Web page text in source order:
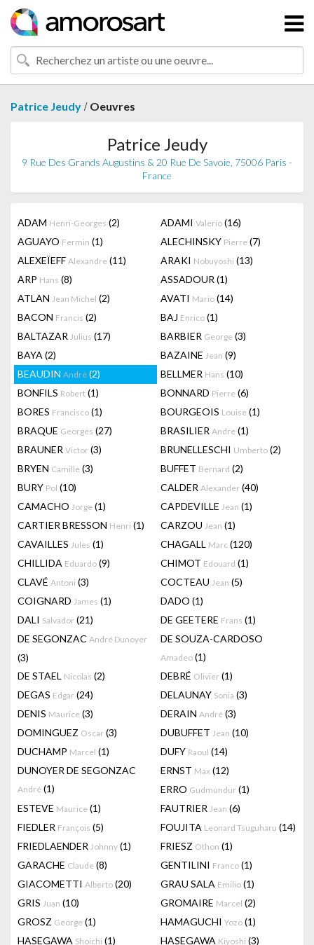
Patrice Jeudy / Oeuvres
Patrice Jeudy
9 Rue Des Grands Augustins & 20 Rue De Savoie, 75006 Paris -
France
ADAM Henri-Georges (2) ADAMI Valerio (16)
AGUAYO Fermin (1) ALECHINSKY Pierre (7)
ALEXEÏEFF Alexandre (11) ARAKI Nobuyoshi (13)
ARP Hans (8) ASSADOUR (1)
ATLAN Jean Michel (2) AVATI Mario (14)
BACON Francis (2) BAJ Enrico (1)
BALTAZAR Julius (17) BARBIER George (3)
BAYA (2) BAZAINE Jean (9)
BEAUDIN André (2) BELLMER Hans (10)
BONFILS Robert (1) BONNARD Pierre (6)
BORES Francisco (1) BOURGEOIS Louise (1)
BRAQUE Georges (27) BRASILIER Andre (1)
BRAUNER Victor (3) BRUNELLESCHI Umberto (2)
BRYEN Camille (3) BUFFET Bernard (2)
BURY Pol (10) CALDER Alexander (40)
CAMACHO Jorge (1) CAPDEVILLE Jean (1)
CARTIER BRESSON Henri (1) CARZOU Jean (1)
CAVAILLES Jules (1) CHAGALL Marc (120)
CHILLIDA Eduardo (9) CHIMOT Edouard (1)
CLAVÉ Antoni (3) COCTEAU Jean (5)
COIGNARD James (1) DADO (1)
DALI Salvador (21) DE GEETERE Frans (1)
DE SEGONZAC André Dunoyer
(3)
DE SOUZA-CARDOSO
Amadeo (1)
DE STAEL Nicolas (2) DEBRÉ Olivier (1)
DEGAS Edgar (24) DELAUNAY Sonia (3)
DENIS Maurice (3) DERAIN André (3)
DOMINGUEZ Oscar (3) DUBUFFET Jean (10)
DUCHAMP Marcel (1) DUFY Raoul (14)
DUNOYER DE SEGONZAC
André (1)
ERNST Max (12)
ERRO Gudmundur (1)
ESTEVE Maurice (1) FAUTRIER Jean (6)
FIEDLER François (5) FOUJITA Leonard Tsuguharu (14)
FRIEDLAENDER Johnny (1) FRIESZ Othon (1)
GARACHE Claude (8) GENTILINI Franco (1)
GIACOMETTI Alberto (20) GRAU SALA Emilio (1)
GRIS Juan (10) GROMAIRE Marcel (2)
GROSZ George (1) HAMAGUCHI Yozo (1)
HASEGAWA Shoichi (1) HASEGAWA Kiyoshi (3)